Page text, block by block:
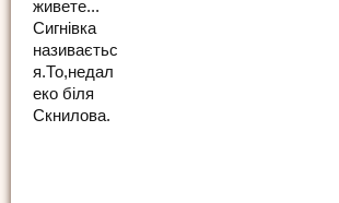
живете...
Сигнівка
називаєтьс
я.То,недал
еко біля
Скнилова.